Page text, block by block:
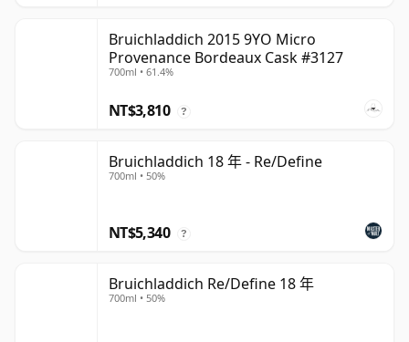
Bruichladdich 2015 9YO Micro
Provenance Bordeaux Cask #3127
700ml • 61.4%
NT$3,810 ?
Bruichladdich 18 年 - Re/Define
700ml • 50%
NT$5,340 ?
Bruichladdich Re/Define 18 年
700ml • 50%